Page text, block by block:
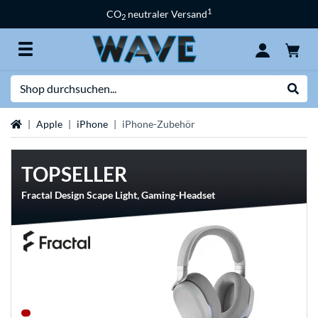
CO2 neutraler Versand1
Startseite
Apple iPhone iPhone-Zubehör
TOPSELLER
Fractal Design Scape Light, Gaming-Headset